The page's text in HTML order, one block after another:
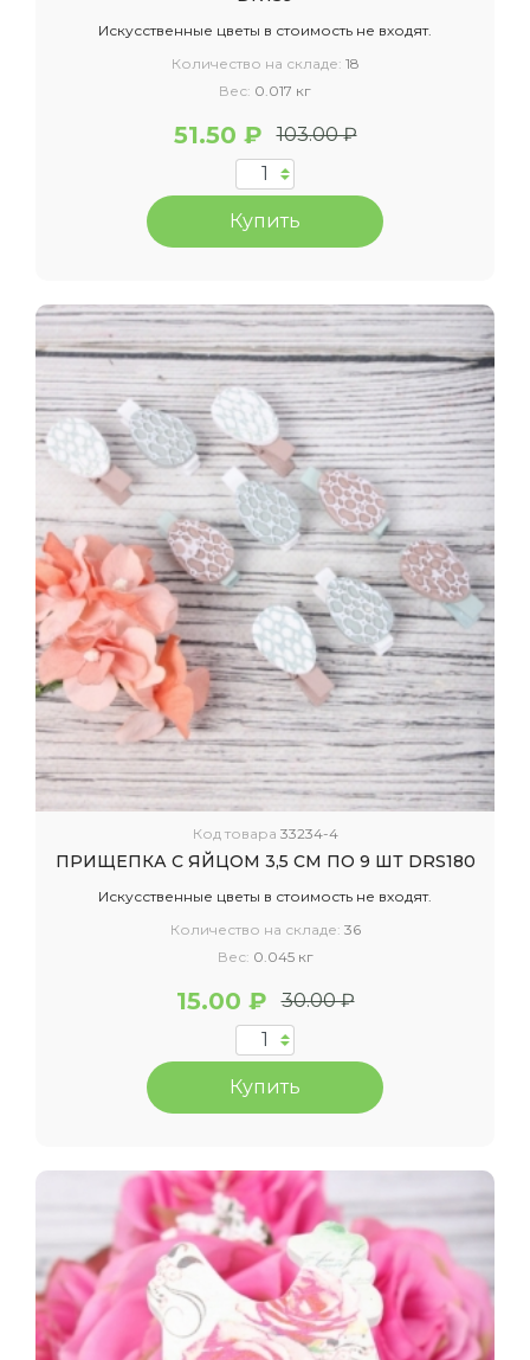
Искусственные цветы в стоимость не входят.
Количество на складе: 18
Вес: 0.017 кг
51.50 ₽ 103.00 ₽
Купить
Код товара 33234-4
ПРИЩЕПКА С ЯЙЦОМ 3,5 СМ ПО 9 ШТ DRS180
Искусственные цветы в стоимость не входят.
Количество на складе: 36
Вес: 0.045 кг
15.00 ₽ 30.00 ₽
Купить